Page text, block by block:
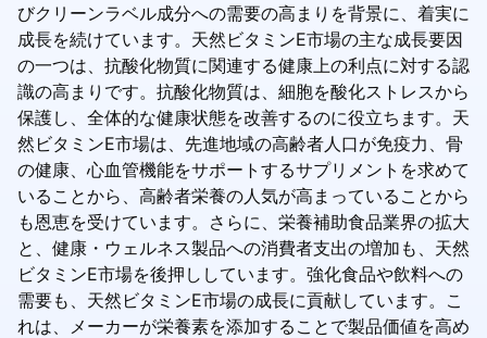
びクリーンラベル成分への需要の高まりを背景に、着実に
成長を続けています。天然ビタミンE市場の主な成長要因
の一つは、抗酸化物質に関連する健康上の利点に対する認
識の高まりです。抗酸化物質は、細胞を酸化ストレスから
保護し、全体的な健康状態を改善するのに役立ちます。天
然ビタミンE市場は、先進地域の高齢者人口が免疫力、骨
の健康、心血管機能をサポートするサプリメントを求めて
いることから、高齢者栄養の人気が高まっていることから
も恩恵を受けています。さらに、栄養補助食品業界の拡大
と、健康・ウェルネス製品への消費者支出の増加も、天然
ビタミンE市場を後押ししています。強化食品や飲料への
需要も、天然ビタミンE市場の成長に貢献しています。こ
れは、メーカーが栄養素を添加することで製品価値を高め